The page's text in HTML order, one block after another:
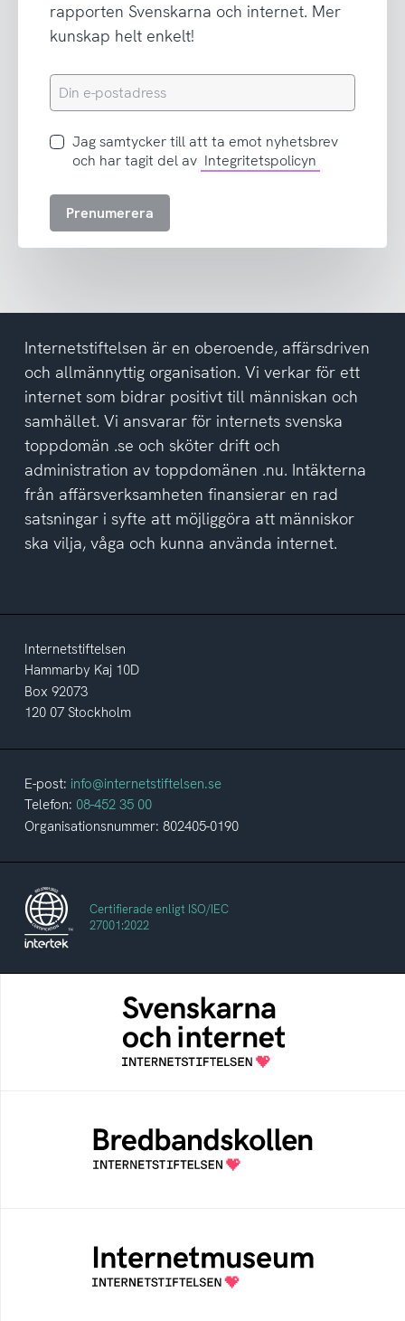
rapporten Svenskarna och internet. Mer
kunskap helt enkelt!
Din
e-
Jag
samtycker
att
del
av
integritetspolicyn
Jag samtycker till att ta emot nyhetsbrev
och har tagit del av Integritetspolicyn
Prenumerera
Internetstiftelsen är en oberoende, affärsdriven
och allmännyttig organisation. Vi verkar för ett
internet som bidrar positivt till människan och
samhället. Vi ansvarar för internets svenska
toppdomän .se och sköter drift och
administration av toppdomänen .nu. Intäkterna
från affärsverksamheten finansierar en rad
satsningar i syfte att möjliggöra att människor
ska vilja, våga och kunna använda internet.
Internetstiftelsen
Hammarby Kaj 10D
Box 92073
120 07 Stockholm
E-post: info@internetstiftelsen.se
Telefon: 08-452 35 00
Organisationsnummer: 802405-0190
Certifierade enligt ISO/IEC
27001:2022
Svenskarna och internet
En årlig studie av svenska folkets
internetvanor
Bredbandskollen är ett oberoende
konsumentverktyg som drivs av
Internetstiftelsen
Ett digitalt museum som byggts, och kureras
av Internetstiftelsen